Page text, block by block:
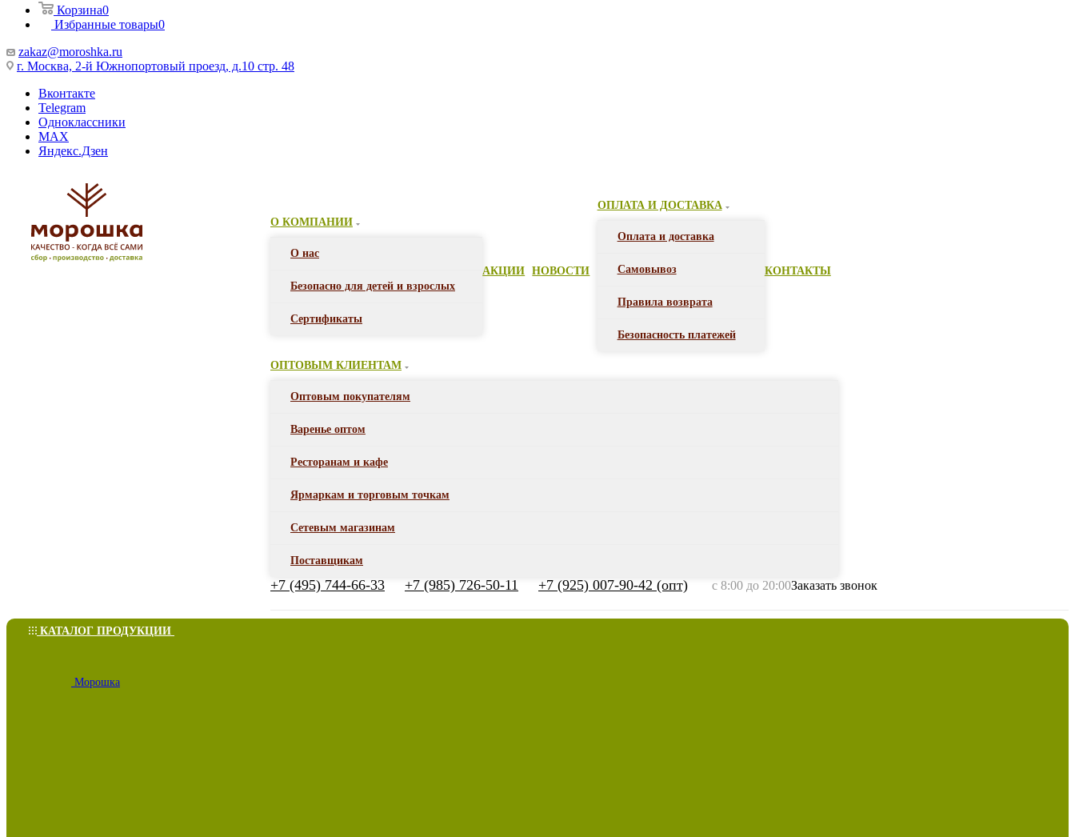
Корзина0
Избранные товары0
zakaz@moroshka.ru
г. Москва, 2-й Южнопортовый проезд, д.10 стр. 48
Вконтакте
Telegram
Одноклассники
MAX
Яндекс.Дзен
О КОМПАНИИ
О нас
Безопасно для детей и взрослых
Сертификаты
АКЦИИ НОВОСТИ
ОПЛАТА И ДОСТАВКА
Оплата и доставка
Самовывоз
Правила возврата
Безопасность платежей
КОНТАКТЫ
ОПТОВЫМ КЛИЕНТАМ
Оптовым покупателям
Варенье оптом
Ресторанам и кафе
Ярмаркам и торговым точкам
Сетевым магазинам
Поставщикам
+7 (495) 744-66-33 +7 (985) 726-50-11 +7 (925) 007-90-42 (опт) с 8:00 до 20:00Заказать звонок
КАТАЛОГ ПРОДУКЦИИ
Морошка